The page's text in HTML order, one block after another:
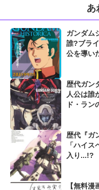
あ
ガンダム
誰?ブラ
公を導い
歴代ガン
人公は誰
ド・ラン
歴代『ガ
「ハイ
入り...!?
【無料